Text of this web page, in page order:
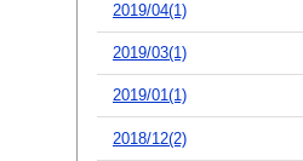
2019/04(1)
2019/03(1)
2019/01(1)
2018/12(2)